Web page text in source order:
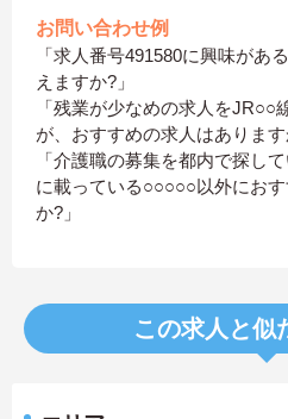
お問い合わせ例
「求人番号491580に興味があ
えますか?」
「残業が少なめの求人をJR○○
が、おすすめの求人はあります
「介護職の募集を都内で探し
に載っている○○○○○以外にお
か?」
この求人と似